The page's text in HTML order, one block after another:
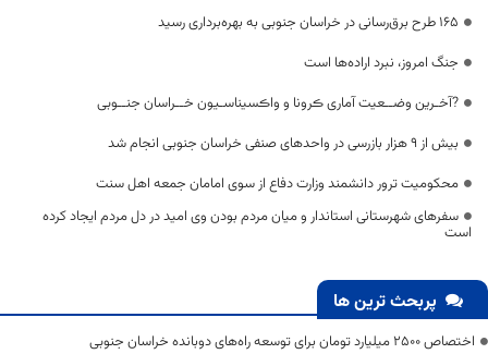
۱۶۵ طرح برق‌رسانی در خراسان جنوبی به بهره‌برداری رسید
جنگ امروز، نبرد اراده‌ها است
?آخـرین وضــعیت آماری ڪرونا و واڪسیناسـیون خــراسان جنــوبی
بیش از ۹ هزار بازرسی در واحدهای صنفی خراسان جنوبی انجام شد
محکومیت ترور دانشمند وزارت دفاع از سوی امامان جمعه اهل سنت
سفرهای شهرستانی استاندار و میان مردم بودن وی امید در دل مردم ایجاد کرده
است
پربحث ترین ها
اختصاص 2500 میلیارد تومان برای توسعه راه‌های دوبانده خراسان جنوبی